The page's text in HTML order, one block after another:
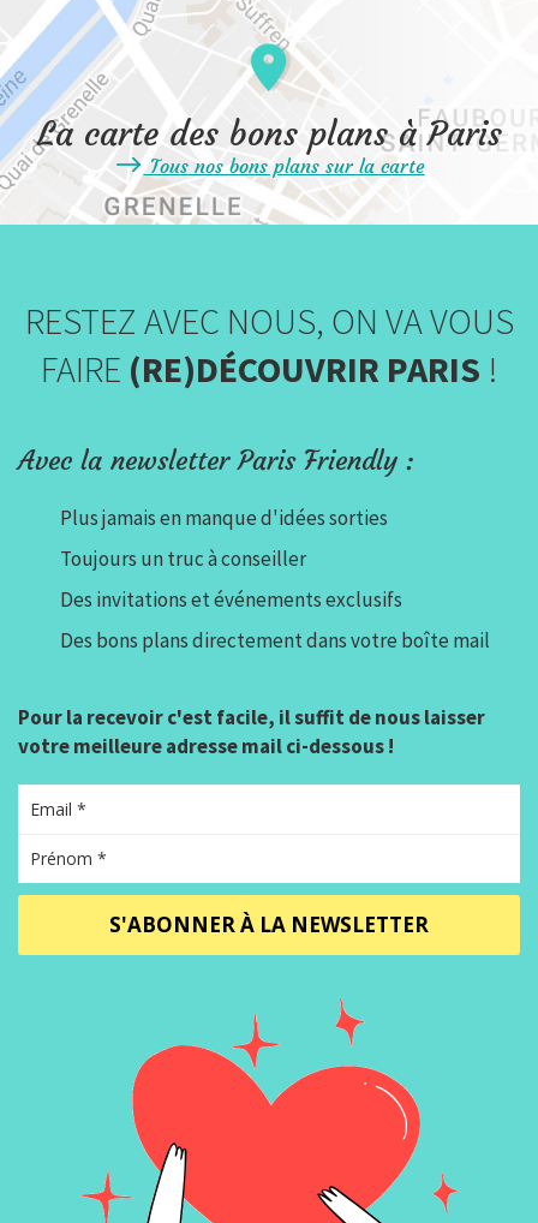
La carte des bons plans à Paris
Tous nos bons plans sur la carte
RESTEZ AVEC NOUS, ON VA VOUS
FAIRE (RE)DÉCOUVRIR PARIS !
Avec la newsletter Paris Friendly :
Plus jamais en manque d'idées sorties
Toujours un truc à conseiller
Des invitations et événements exclusifs
Des bons plans directement dans votre boîte mail
Pour la recevoir c'est facile, il suffit de nous laisser
votre meilleure adresse mail ci-dessous !
S'ABONNER À LA NEWSLETTER